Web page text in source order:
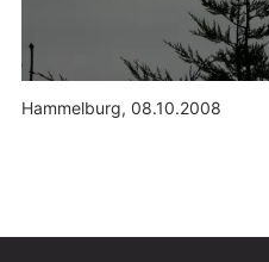
Hammelburg, 08.10.2008